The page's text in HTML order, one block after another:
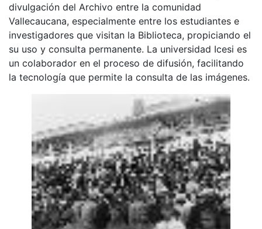
divulgación del Archivo entre la comunidad
Vallecaucana, especialmente entre los estudiantes e
investigadores que visitan la Biblioteca, propiciando el
su uso y consulta permanente. La universidad Icesi es
un colaborador en el proceso de difusión, facilitando
la tecnología que permite la consulta de las imágenes.